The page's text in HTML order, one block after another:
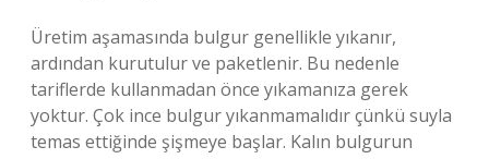
Üretim aşamasında bulgur genellikle yıkanır,
ardından kurutulur ve paketlenir. Bu nedenle
tariflerde kullanmadan önce yıkamanıza gerek
yoktur. Çok ince bulgur yıkanmamalıdır çünkü suyla
temas ettiğinde şişmeye başlar. Kalın bulgurun